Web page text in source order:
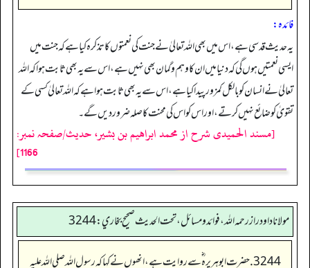
فائدہ:
یہ حدیث قدسی ہے، اس میں بھی اللہ تعالیٰ نے جنت کی نعمتوں کا تذکرہ کیا ہے کہ جنت میں
ایسی نعمتیں ہوں گی کہ دنیا میں ان کا وہم و گمان بھی نہیں ہے، اس سے یہ بھی ثابت ہوا کہ اللہ
تعالیٰ نے انسان کو بالکل کمزور پیدا کیا ہے، اس سے یہ بھی ثابت ہوا ہے کہ اللہ تعالیٰ کسی کے
تقویٰ کو ضائع نہیں کرتے، اور اس کو اس کی محنت کا صلہ ضرور دیں گے۔
[مسند الحمیدی شرح از محمد ابراهيم بن بشير، حدیث/صفحہ نمبر:
1166]
مولانا داود راز رحمه الله، فوائد و مسائل، تحت الحديث صحيح بخاري: 3244
3244. حضرت ابو ہریرہ ؓسے روایت ہے، انھوں نے کہا کہ رسول اللہ صلی اللہ علیہ